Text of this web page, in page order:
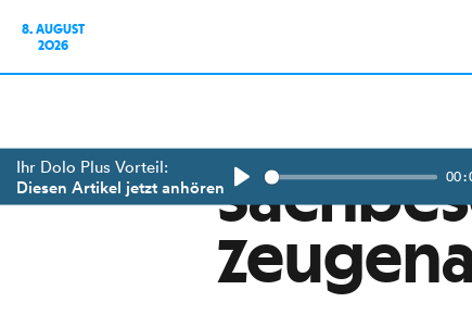
8. AUGUST
2026
Ihr Dolo Plus Vorteil:
Diesen Artikel jetzt anhören
Play